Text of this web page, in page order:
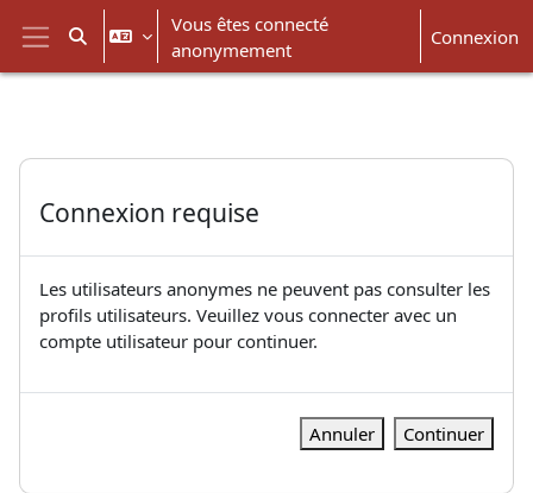
Passer au contenu principal
Panneau latéral
Activer/désactiver la saisie de recherche
Vous êtes connecté
anonymement
Connexion
Connexion requise
Les utilisateurs anonymes ne peuvent pas consulter les
profils utilisateurs. Veuillez vous connecter avec un
compte utilisateur pour continuer.
Annuler Continuer